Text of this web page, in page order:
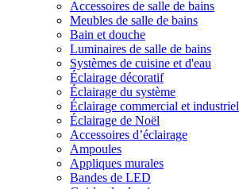
Accessoires de salle de bains
Meubles de salle de bains
Bain et douche
Luminaires de salle de bains
Systèmes de cuisine et d'eau
Éclairage décoratif
Éclairage du système
Éclairage commercial et industriel
Éclairage de Noël
Accessoires d’éclairage
Ampoules
Appliques murales
Bandes de LED